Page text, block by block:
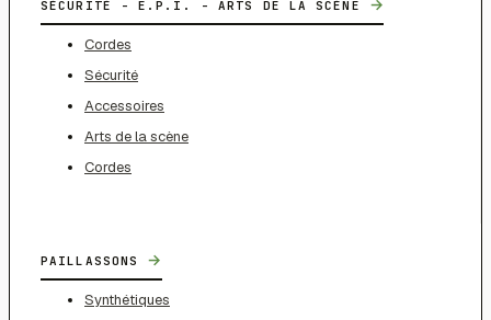
SÉCURITÉ - E.P.I. - ARTS DE LA SCÈNE →
Cordes
Sécurité
Accessoires
Arts de la scène
Cordes
PAILLASSONS →
Synthétiques